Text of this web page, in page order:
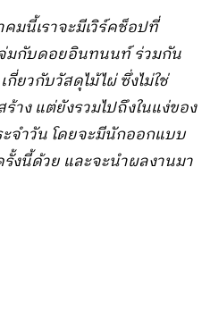
มนี้เราจะมีเวิร์คช็อปที่
มกับดอยอินทนนท์ ร่วมกัน
ยวกับวัสดุไม้ไผ่ ซึ่งไม่ใช่
าง แต่ยังรวมไปถึงในแง่ของ
ะจำวัน โดยจะมีนักออกแบบ
งนี้ด้วย และจะนำผลงานมา